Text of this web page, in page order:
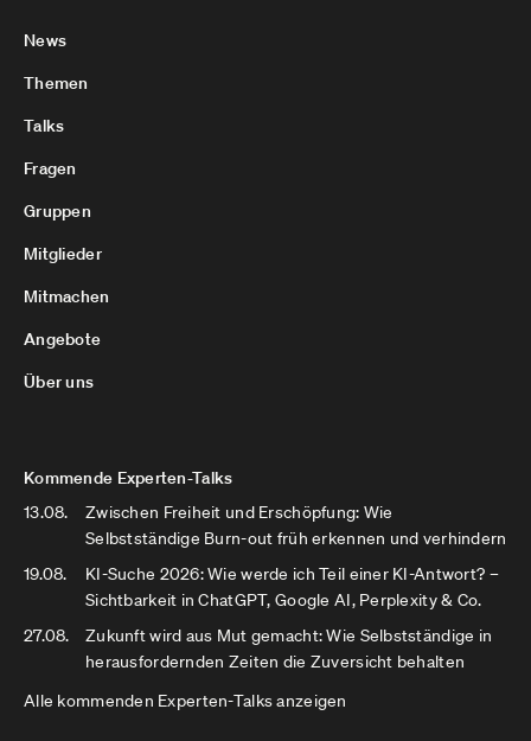
News
Themen
Talks
Fragen
Gruppen
Mitglieder
Mitmachen
Angebote
Über uns
Kommende Experten-Talks
13.08.
Zwischen Freiheit und Erschöpfung: Wie
Selbstständige Burn-out früh erkennen und verhindern
19.08.
KI-Suche 2026: Wie werde ich Teil einer KI-Antwort? –
Sichtbarkeit in ChatGPT, Google AI, Perplexity & Co.
27.08.
Zukunft wird aus Mut gemacht: Wie Selbstständige in
herausfordernden Zeiten die Zuversicht behalten
Alle kommenden Experten-Talks anzeigen